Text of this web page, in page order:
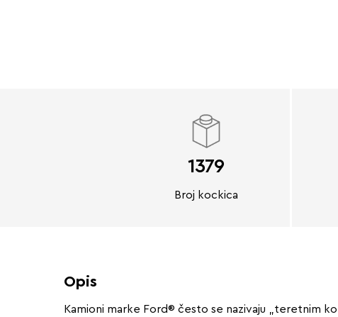
1379
Broj kockica
Opis
Kamioni marke Ford® često se nazivaju „teretnim